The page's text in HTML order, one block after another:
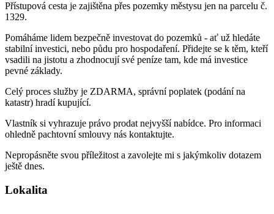
Přístupová cesta je zajištěna přes pozemky městysu jen na parcelu č.
1329.
Pomáháme lidem bezpečně investovat do pozemků - ať už hledáte
stabilní investici, nebo půdu pro hospodaření. Přidejte se k těm, kteří
vsadili na jistotu a zhodnocují své peníze tam, kde má investice
pevné základy.
Celý proces služby je ZDARMA, správní poplatek (podání na
katastr) hradí kupující.
Vlastník si vyhrazuje právo prodat nejvyšší nabídce. Pro informaci
ohledně pachtovní smlouvy nás kontaktujte.
Nepropásněte svou příležitost a zavolejte mi s jakýmkoliv dotazem
ještě dnes.
Lokalita